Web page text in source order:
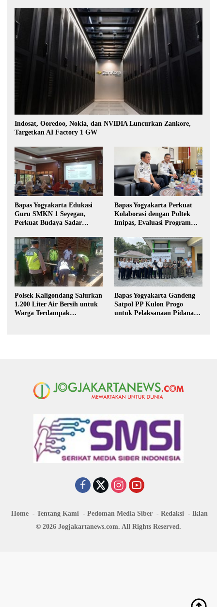
Indosat, Ooredoo, Nokia, dan NVIDIA Luncurkan Zankore,
Targetkan AI Factory 1 GW
Bapas Yogyakarta Edukasi
Guru SMKN 1 Seyegan,
Perkuat Budaya Sadar
Bapas Yogyakarta Perkuat
Kolaborasi dengan Poltek
Imipas, Evaluasi Program
Polsek Kaligondang Salurkan
1.200 Liter Air Bersih untuk
Warga Terdampak
Bapas Yogyakarta Gandeng
Satpol PP Kulon Progo
untuk Pelaksanaan Pidana
Home Tentang Kami Pedoman Media Siber Redaksi
Iklan
© 2026 Jogjakartanews.com. All Rights Reserved.